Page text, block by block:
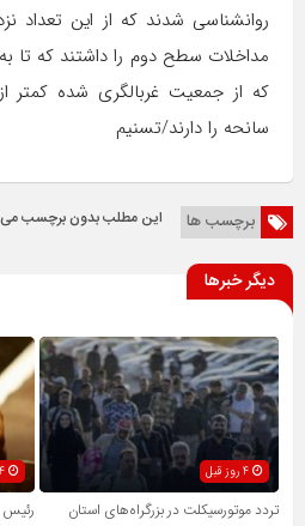
مداخلات سطح دوم را داشتند که تا
که از جمعیت غربالگری شده کمتر
سانحه را دارند/تسنیم
برچسب ها این مطلب بدون برچسب می
دیگر خبرها
4 روز قبل
تردد موتورسیکلت در بزرگراه‌های استان
رئیس